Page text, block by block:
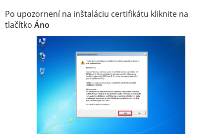
Po upozornení na inštaláciu certifikátu kliknite na
tlačítko Áno